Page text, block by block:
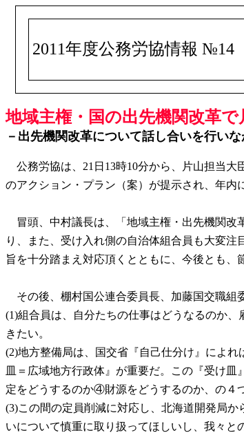
2011年度公務労協情報 №14
地域主権・国の出先機関改革で
－出先機関改革について話し合いを行い
公務労協は、21日13時10分から、片山担当大
のアクション・プラン（案）が提示され、年内
冒頭、中村議長は、「地域主権・出先機関改
り、また、受け入れ側の自治体組合員も大変
旨を十分踏まえ対応頂くとともに、今後とも、
その後、棚村国公連合委員長、加藤国交職組
(1)組合員は、自分たちの仕事はどうなるのか
きたい。
(2)地方整備局は、国交省『自己仕分け』によ
皿＝広域地方行政体』が重要だ。この『受け
定をどうするのか④財源をどうするのか、の４
(3)この間の定員削減に対応し、北海道開発局
いについて慎重に取り扱ってほしいし、我々と